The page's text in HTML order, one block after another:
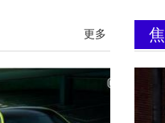
更多